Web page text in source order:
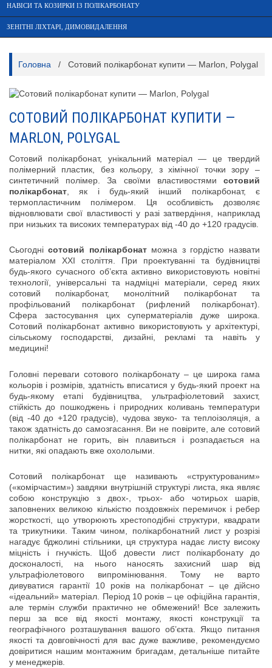
НАВІСИ ТА КОЗИРКИ ІЗ ПОЛІКАРБОНАТУ
ЗЕНІТНІ ЛІХТАРІ, ДИМОВИДАЛЕННЯ
Головна / Сотовий полікарбонат купити — Marlon, Polygal
СОТОВИЙ ПОЛІКАРБОНАТ КУПИТИ —
MARLON, POLYGAL
Сотовий полікарбонат, унікальний матеріал — це твердий
полімерний пластик, без кольору, з хімічної точки зору –
синтетичний полімер. За своїми властивостями сотовий
полікарбонат , як і будь-який інший полікарбонат, є
термопластичним полімером. Ця особливість дозволяє
відновлювати свої властивості у разі затвердіння, наприклад
при низьких та високих температурах від -40 до +120 градусів.
Сьогоднісотовий полікарбонатможна з гордістю назвати
матеріалом XXI століття. При проектуванні та будівництві
будь-якого сучасного об’єкта активно використовують новітні
технології, універсальні та надміцні матеріали, серед яких
сотовий полікарбонат, монолітний полікарбонат та
профільований полікарбонат (рифлений полікарбонат).
Сфера застосування цих суперматеріалів дуже широка.
Сотовий полікарбонат активно використовують у архітектурі,
сільському господарстві, дизайні, рекламі та навіть у
медицині!
Головні переваги сотового полікарбонату – це широка гама
кольорів і розмірів, здатність вписатися у будь-який проект на
будь-якому етапі будівництва, ультрафіолетовий захист,
стійкість до пошкоджень і природних коливань температури
(від -40 до +120 градусів), чудова звуко- та теплоізоляція, а
також здатність до самозгасання. Ви не повірите, але сотовий
полікарбонат не горить, він плавиться і розпадається на
нитки, які опадають вже охололыми.
Сотовий полікарбонат ще називають «структурованим»
(«комірчастим») завдяки внутрішній структурі листа, яка являє
собою конструкцію з двох-, трьох- або чотирьох шарів,
заповнених великою кількістю поздовжніх перемичок і ребер
жорсткості, що утворюють хрестоподібні структури, квадрати
та трикутники. Таким чином, полікарбонатний лист у розрізі
нагадує бджолині стільники, ця структура надає листу високу
міцність і гнучкість. Щоб довести лист полікарбонату до
досконалості, на нього наносять захисний шар від
ультрафіолетового випромінювання. Тому не варто
дивуватися гарантії 10 років на полікарбонат – це дійсно
«ідеальний» матеріал. Період 10 років – це офіційна гарантія,
але термін служби практично не обмежений! Все залежить
перш за все від якості монтажу, якості конструкції та
географічного розташування вашого об’єкта. Якщо питання
якості та довговічності для вас дуже важливе, рекомендуємо
довіритися нашим монтажним бригадам, детальніше питайте
у менеджерів.